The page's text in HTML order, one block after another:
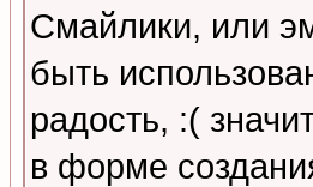
Смайлики, или
быть
радость, :(
в форме